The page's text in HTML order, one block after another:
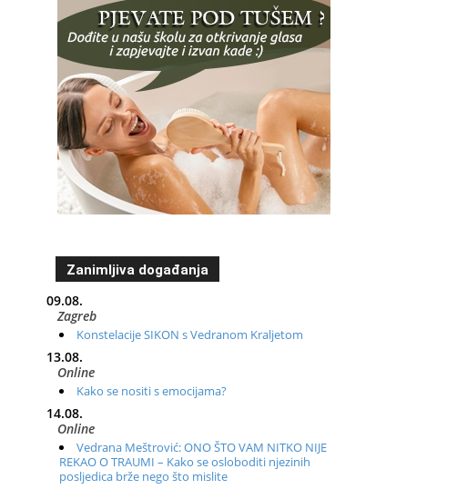
Zanimljiva događanja
09.08.
Zagreb
Konstelacije SIKON s Vedranom Kraljetom
13.08.
Online
Kako se nositi s emocijama?
14.08.
Online
Vedrana Meštrović: ONO ŠTO VAM NITKO NIJE
REKAO O TRAUMI – Kako se osloboditi njezinih
posljedica brže nego što mislite